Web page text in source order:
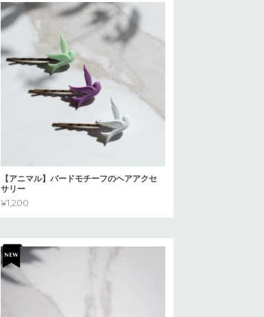
【アニマル】バードモチーフのヘアアクセ
サリー
¥1,200